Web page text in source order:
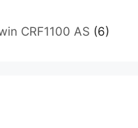
CRF1100 AS (6)